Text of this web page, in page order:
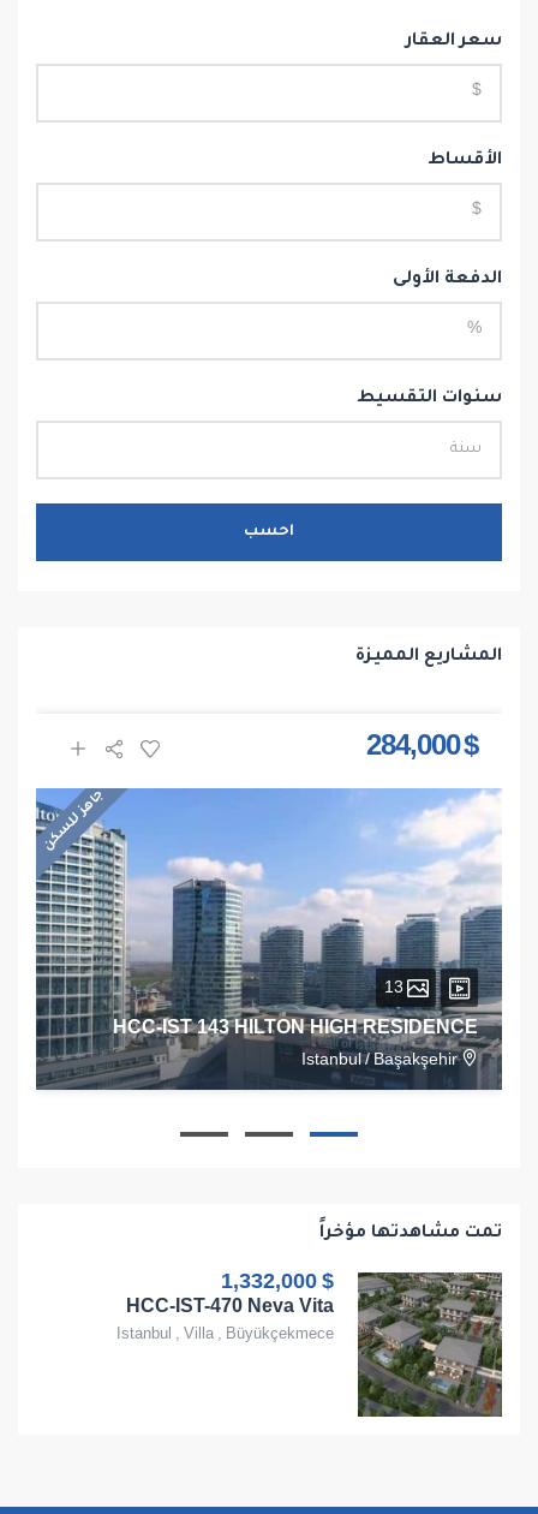
سعر العقار
الأقساط
الدفعة الأولى
سنوات التقسيط
احسب
المشاريع المميزة
$ 284,000
جاهز للسكن
HCC-IST 143 HILTON HIGH RESIDENCE
Istanbul / Başakşehir
تمت مشاهدتها مؤخراً
$ 1,332,000
HCC-IST-470 Neva Vita
Istanbul , Villa , Büyükçekmece